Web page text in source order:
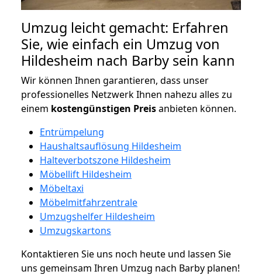
Umzug leicht gemacht: Erfahren
Sie, wie einfach ein Umzug von
Hildesheim nach Barby sein kann
Wir können Ihnen garantieren, dass unser
professionelles Netzwerk Ihnen nahezu alles zu
einem kostengünstigen Preisanbieten können.
Entrümpelung
Haushaltsauflösung Hildesheim
Halteverbotszone Hildesheim
Möbellift Hildesheim
Möbeltaxi
Möbelmitfahrzentrale
Umzugshelfer Hildesheim
Umzugskartons
Kontaktieren Sie uns noch heute und lassen Sie
uns gemeinsam Ihren Umzug nach Barby planen!